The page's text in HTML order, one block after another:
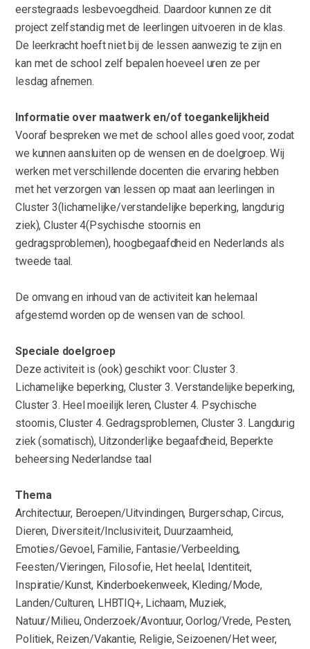
eerstegraads lesbevoegdheid. Daardoor kunnen ze dit
project zelfstandig met de leerlingen uitvoeren in de klas.
De leerkracht hoeft niet bij de lessen aanwezig te zijn en
kan met de school zelf bepalen hoeveel uren ze per
lesdag afnemen.
Informatie over maatwerk en/of toegankelijkheid
Vooraf bespreken we met de school alles goed voor, zodat
we kunnen aansluiten op de wensen en de doelgroep. Wij
werken met verschillende docenten die ervaring hebben
met het verzorgen van lessen op maat aan leerlingen in
Cluster 3(lichamelijke/verstandelijke beperking, langdurig
ziek), Cluster 4(Psychische stoornis en
gedragsproblemen), hoogbegaafdheid en Nederlands als
tweede taal.
De omvang en inhoud van de activiteit kan helemaal
afgestemd worden op de wensen van de school.
Speciale doelgroep
Deze activiteit is (ook) geschikt voor: Cluster 3.
Lichamelijke beperking, Cluster 3. Verstandelijke beperking,
Cluster 3. Heel moeilijk leren, Cluster 4. Psychische
stoornis, Cluster 4. Gedragsproblemen, Cluster 3. Langdurig
ziek (somatisch), Uitzonderlijke begaafdheid, Beperkte
beheersing Nederlandse taal
Thema
Architectuur, Beroepen/Uitvindingen, Burgerschap, Circus,
Dieren, Diversiteit/Inclusiviteit, Duurzaamheid,
Emoties/Gevoel, Familie, Fantasie/Verbeelding,
Feesten/Vieringen, Filosofie, Het heelal, Identiteit,
Inspiratie/Kunst, Kinderboekenweek, Kleding/Mode,
Landen/Culturen, LHBTIQ+, Lichaam, Muziek,
Natuur/Milieu, Onderzoek/Avontuur, Oorlog/Vrede, Pesten,
Politiek, Reizen/Vakantie, Religie, Seizoenen/Het weer,